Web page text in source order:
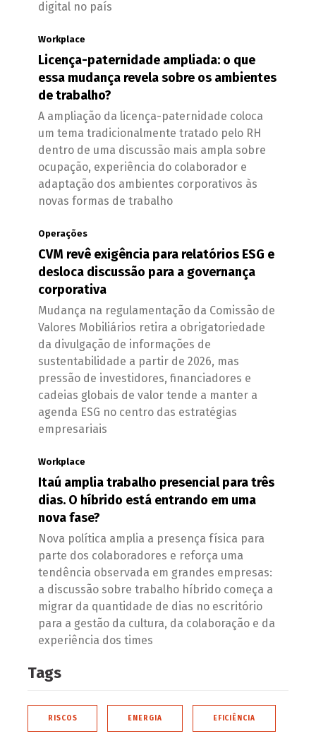
digital no país
Workplace
Licença-paternidade ampliada: o que
essa mudança revela sobre os ambientes
de trabalho?
A ampliação da licença-paternidade coloca
um tema tradicionalmente tratado pelo RH
dentro de uma discussão mais ampla sobre
ocupação, experiência do colaborador e
adaptação dos ambientes corporativos às
novas formas de trabalho
Operações
CVM revê exigência para relatórios ESG e
desloca discussão para a governança
corporativa
Mudança na regulamentação da Comissão de
Valores Mobiliários retira a obrigatoriedade
da divulgação de informações de
sustentabilidade a partir de 2026, mas
pressão de investidores, financiadores e
cadeias globais de valor tende a manter a
agenda ESG no centro das estratégias
empresariais
Workplace
Itaú amplia trabalho presencial para três
dias. O híbrido está entrando em uma
nova fase?
Nova política amplia a presença física para
parte dos colaboradores e reforça uma
tendência observada em grandes empresas:
a discussão sobre trabalho híbrido começa a
migrar da quantidade de dias no escritório
para a gestão da cultura, da colaboração e da
experiência dos times
Tags
RISCOS ENERGIA EFICIÊNCIA